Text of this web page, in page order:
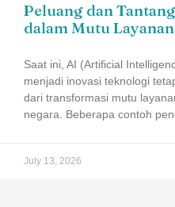
Peluang dan
dalam Mutu
Saat ini, AI (Artificial
menjadi inovasi teknologi
dari transformasi mutu
negara. Beberapa contoh
July 13, 2026